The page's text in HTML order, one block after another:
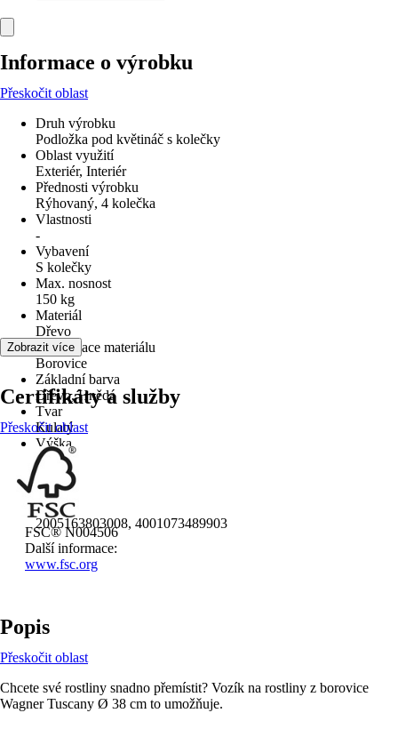
Informace o výrobku
Přeskočit oblast
Druh výrobku
Podložka pod květináč s kolečky
Oblast využití
Exteriér, Interiér
Přednosti výrobku
Rýhovaný, 4 kolečka
Vlastnosti
-
Vybavení
S kolečky
Max. nosnost
150 kg
Materiál
Dřevo
Specifikace materiálu
Borovice
Základní barva
Dřevo, Hnědá
Tvar
Kulatý
Výška
10,4 cm
Průměr
38 cm
EAN
2005163803008, 4001073489903
Zobrazit více
Certifikáty a služby
Přeskočit oblast
FSC® N004506
Další informace:
www.fsc.org
Popis
Přeskočit oblast
Chcete své rostliny snadno přemístit? Vozík na rostliny z borovice
Wagner Tuscany Ø 38 cm to umožňuje.